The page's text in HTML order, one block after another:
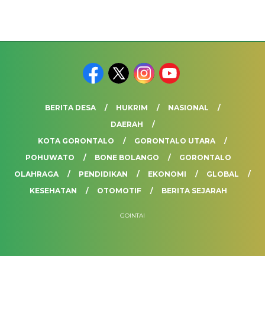
BERITA DESA HUKRIM
NASIONAL
DAERAH
KOTA GORONTALO
GORONTALO UTARA
POHUWATO
BONE BOLANGO
GORONTALO
OLAHRAGA
PENDIDIKAN EKONOMI
GLOBAL
KESEHATAN
OTOMOTIF BERITA SEJARAH
GOINTAI